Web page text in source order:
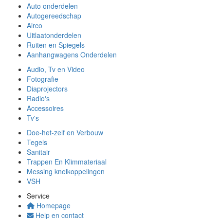
Auto onderdelen
Autogereedschap
Airco
Uitlaatonderdelen
Ruiten en Spiegels
Aanhangwagens Onderdelen
Audio, Tv en Video
Fotografie
Diaprojectors
Radio's
Accessoires
Tv's
Doe-het-zelf en Verbouw
Tegels
Sanitair
Trappen En Klimmateriaal
Messing knelkoppelingen
VSH
Service
Homepage
Help en contact